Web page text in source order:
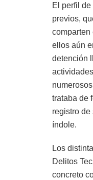
El perfil
previos,
comparten
ellos aún
detención
trataba de
registro
índole.
Los
Delitos
concreto